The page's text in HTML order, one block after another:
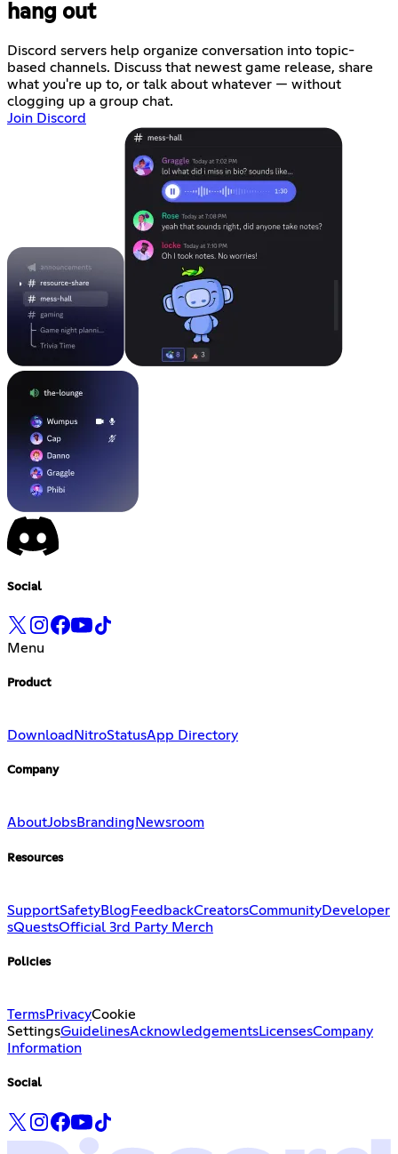
hang out
Discord servers help organize conversation into topic-
based channels. Discuss that newest game release, share
what you're up to, or talk about whatever — without
clogging up a group chat.
Join Discord
Social
Menu
Product
Download NitroStatusApp Directory
Company
AboutJobsBranding Newsroom
Resources
SupportSafetyBlog FeedbackCreatorsCommunityDeveloper
sQuestsOfficial 3rd Party Merch
Policies
TermsPrivacyCookie
SettingsGuidelinesAcknowledgementsLicensesCompany
Information
Social